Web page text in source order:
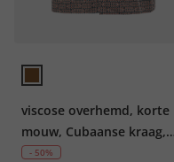
viscose overhemd, korte
mouw, Cubaanse kraag,
all-over print, Cuba fit, tot
- 50%